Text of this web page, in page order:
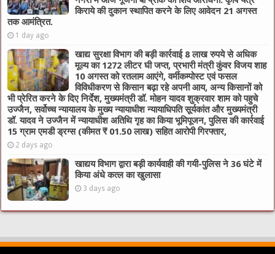
किराये की दुकान स्थापित करने के लिए आवेदन 21 अगस्त
तक आमंत्रित.
1 day ago
खाद्य सुरक्षा विभाग की बड़ी कार्रवाई 8 लाख रुपये से अधिक
मूल्य का 1272 लीटर घी जप्त, प्रभारी मंत्री कुंवर विजय शाह
10 अगस्त को रतलाम आएंगे, वर्मीकम्पोस्ट एवं फसल
विविधीकरण से किसान बढ़ा रहे अपनी आय, अन्य किसानों को
भी प्रेरित करने के दिए निर्देश, मुख्यमंत्री डॉ. मोहन यादव शुक्रवार शाम को पहुचे
उज्जैन, सर्वोच्च न्यायालय के मुख्‍य न्‍यायाधीश न्यायाधिपति सूर्यकांत और मुख्यमंत्री
डॉ. यादव ने उज्जैन में न्यायाधीश अतिथि गृह का किया भूमिपूजन, पुलिस की कार्रवाई
15 ग्राम एमडी ड्रग्स (कीमत ₹ 01.50 लाख) सहित आरोपी गिरफ्तार,
2 days ago
खाद्यय विभाग द्वारा बड़ी कार्यवाही की गयी-पुलिस ने 36 घंटे में
किया अंधे कत्ल का खुलासा
3 days ago